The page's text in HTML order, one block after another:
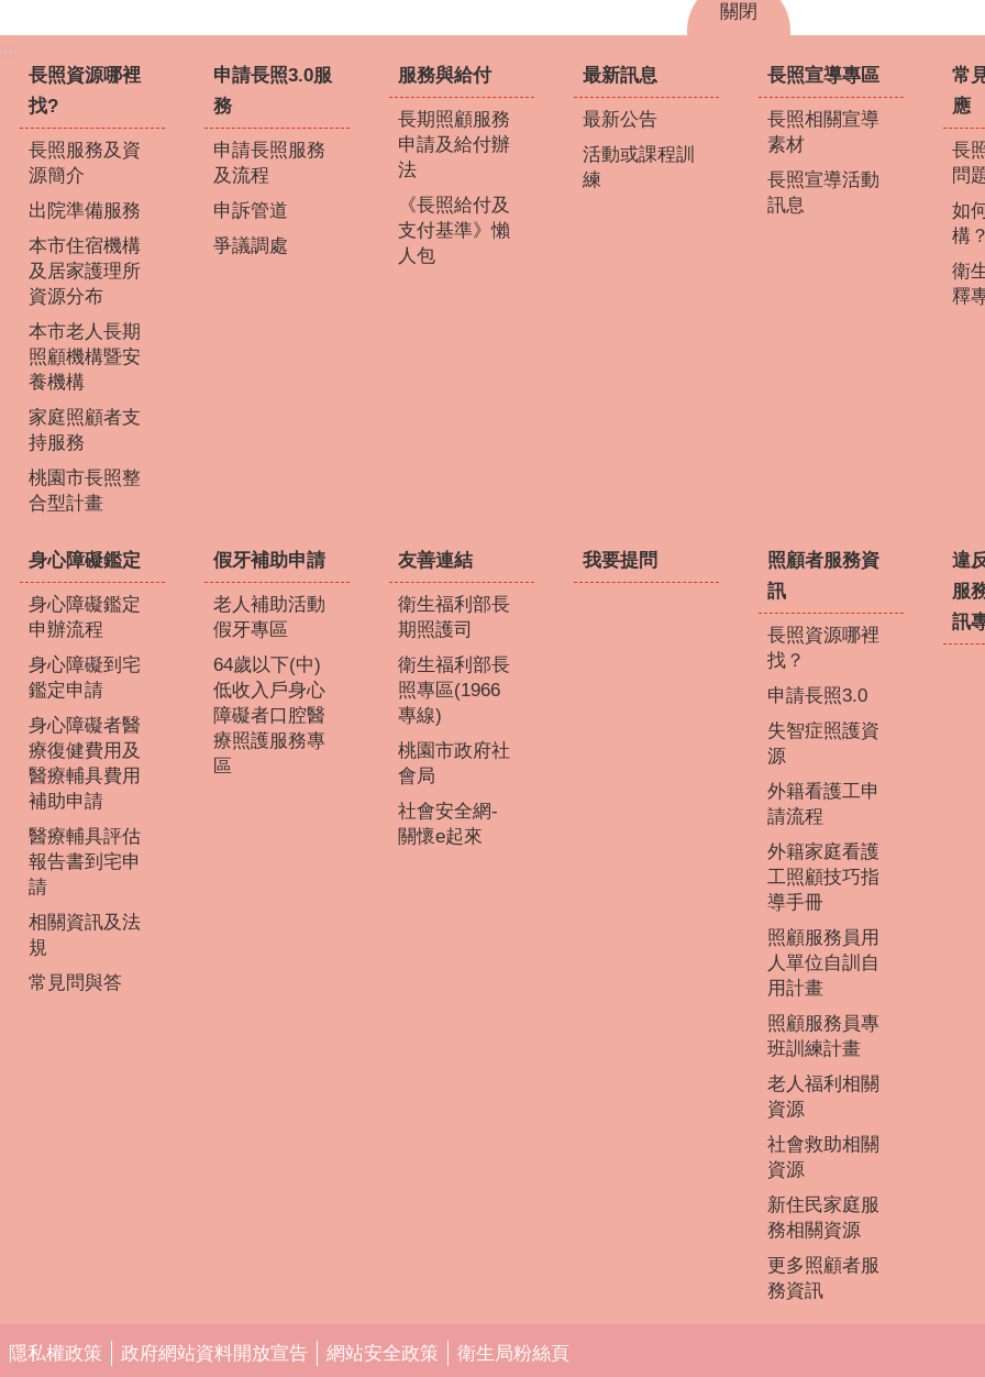
關閉
:::
長照資源哪裡
找?
長照服務及資
源簡介
出院準備服務
本市住宿機構
及居家護理所
資源分布
本市老人長期
照顧機構暨安
養機構
家庭照顧者支
持服務
桃園市長照整
合型計畫
申請長照3.0服
務
申請長照服務
及流程
申訴管道
爭議調處
服務與給付
長期照顧服務
申請及給付辦
法
《長照給付及
支付基準》懶
人包
最新訊息
最新公告
活動或課程訓
練
長照宣導專區
長照相關宣導
素材
長照宣導活動
訊息
常
應
長
問
如
構？
衛
釋
身心障礙鑑定
身心障礙鑑定
申辦流程
身心障礙到宅
鑑定申請
身心障礙者醫
療復健費用及
醫療輔具費用
補助申請
醫療輔具評估
報告書到宅申
請
相關資訊及法
規
常見問與答
假牙補助申請
老人補助活動
假牙專區
64歲以下(中)
低收入戶身心
障礙者口腔醫
療照護服務專
區
友善連結
衛生福利部長
期照護司
衛生福利部長
照專區(1966
專線)
桃園市政府社
會局
社會安全網-
關懷e起來
我要提問
照顧者服務資
訊
長照資源哪裡
找？
申請長照3.0
失智症照護資
源
外籍看護工申
請流程
外籍家庭看護
工照顧技巧指
導手冊
照顧服務員用
人單位自訓自
用計畫
照顧服務員專
班訓練計畫
老人福利相關
資源
社會救助相關
資源
新住民家庭服
務相關資源
更多照顧者服
務資訊
違
服
訊
隱私權政策 政府網站資料開放宣告 網站安全政策 衛生局粉絲頁